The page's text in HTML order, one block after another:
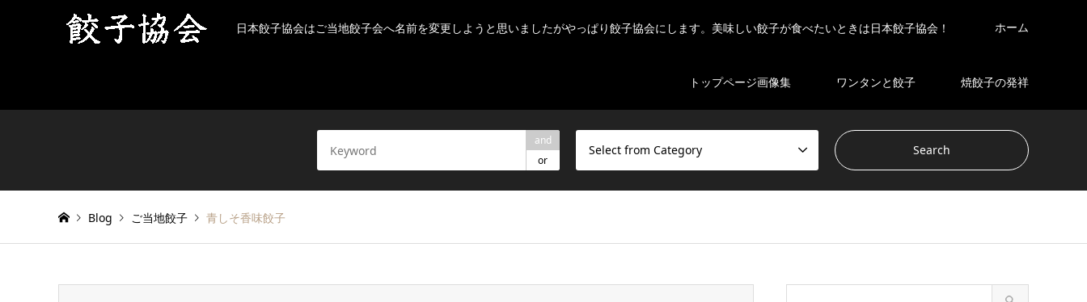
日本餃子協会はご当地餃子会へ名前を変更しようと思いましたがやっぱり餃子協会にします。美味しい餃子が食べたいときは日本餃子協会！ ホーム
トップページ画像集 ワンタンと餃子 焼餃子の発祥
and
or
Select from Category
Blog ご当地餃子 青しそ香味餃子